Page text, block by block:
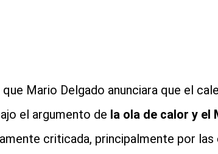
que Mario Delgado anunciara que el
el argumento de la ola de calor y el
criticada, principalmente por